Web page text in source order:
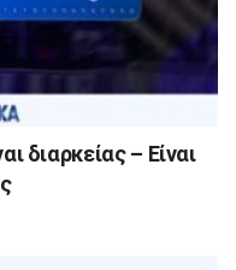
διαρκείας – Είναι